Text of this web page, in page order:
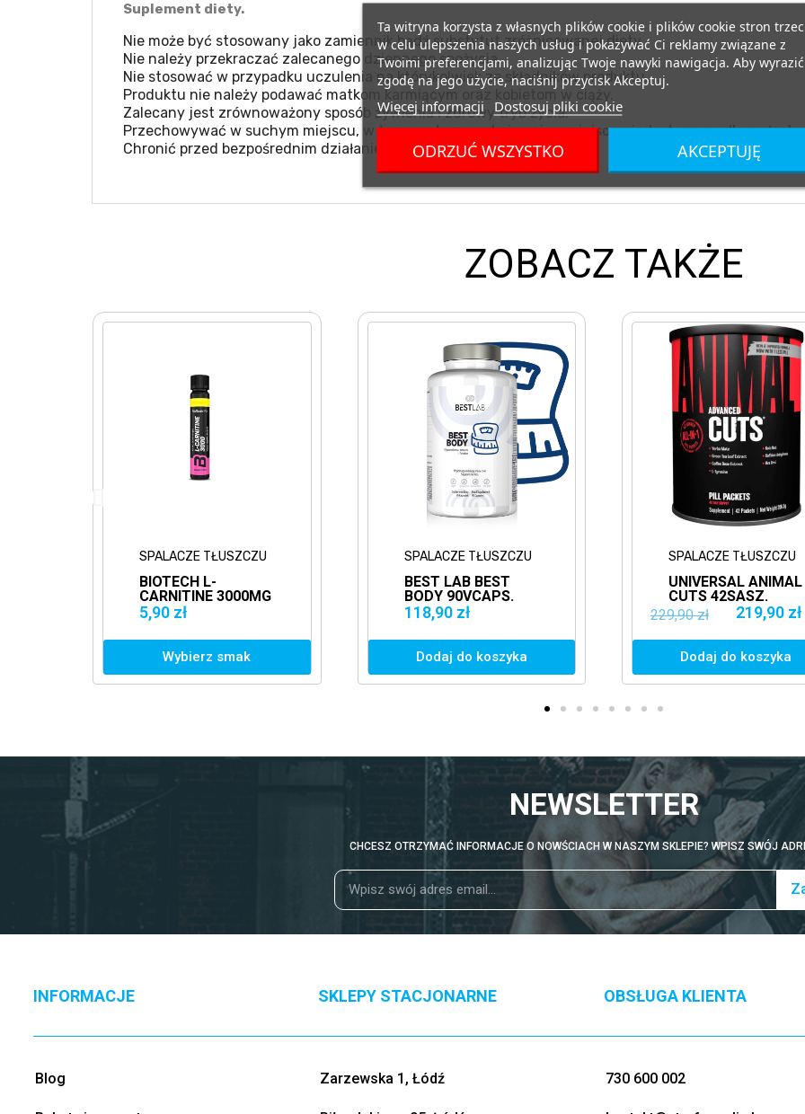
Suplement diety.
Nie może być stosowany jako zamiennik bądź substytut zróżnicowanej diety.
Nie należy przekraczać zalecanego dziennego spożycia.
Nie stosować w przypadku uczulenia na którykolwiek ze składników produktu.
Produktu nie należy podawać matkom karmiącym oraz kobietom w ciąży.
Zalecany jest zrównoważony sposób żywienia i zdrowy tryb życia.
Przechowywać w suchym miejscu, w temperaturze pokojowej, w miejscu niedostępnym dla małych
Chronić przed bezpośrednim działaniem promieni słonecznych.
ZOBACZ TAKŻE
SPALACZE TŁUSZCZU
BIOTECH L-
CARNITINE 3000MG
SHOT 25ML
5,90 zł
Wybierz smak
SPALACZE TŁUSZCZU
BEST LAB BEST
BODY 90VCAPS.
SPALACZ
TŁUSZCZU
HAMUJĄCY
APETYT
118,90 zł
Dodaj do koszyka
SPALACZE TŁUSZCZU
UNIVERSAL ANIMAL
CUTS 42SASZ.
MOCNY SPALACZ
TŁUSZCZU NEW
FORMULA
229,90 zł 219,90 zł
Dodaj do koszyka
NEWSLETTER
CHCESZ OTRZYMAĆ INFORMACJE O NOWŚCIACH W NASZYM SKLEPIE? WPISZ SWÓJ
INFORMACJE
Blog
SKLEPY STACJONARNE
Zarzewska 1, Łódź
OBSŁUGA KLIENTA
730 600 002
Ta witryna korzysta z własnych plików cookie i plików cookie stron
w celu ulepszenia naszych usług i pokazywać Ci reklamy związane z
Twoimi preferencjami, analizując Twoje nawyki nawigacja. Aby wyrazić
zgodę na jego użycie, naciśnij przycisk Akceptuj.
Więcej informacji Dostosuj pliki cookie
ODRZUĆ WSZYSTKO AKCEPTUJĘ